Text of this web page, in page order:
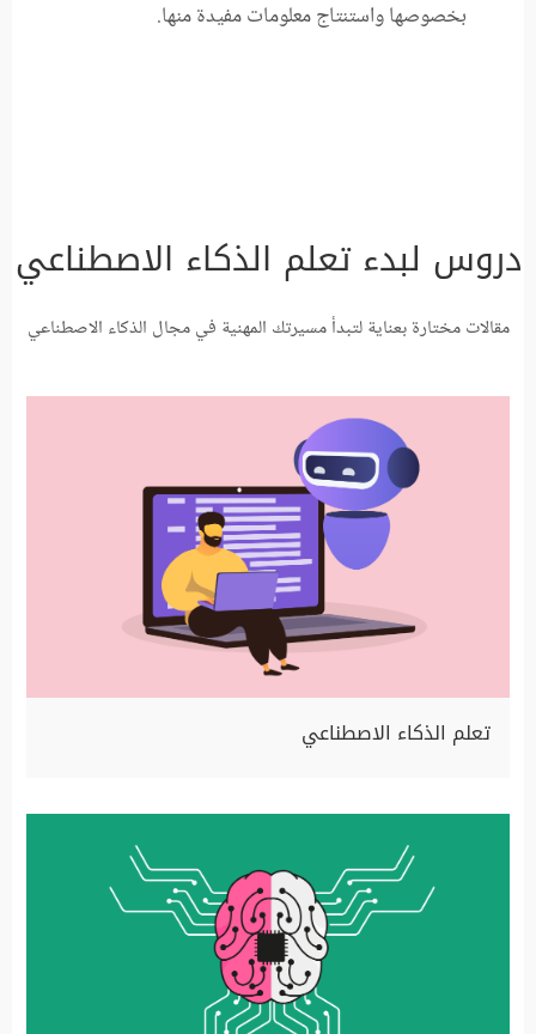
بخصوصها واستنتاج معلومات مفيدة منها.
دروس لبدء تعلم الذكاء الاصطناعي
مقالات مختارة بعناية لتبدأ مسيرتك المهنية في مجال الذكاء الاصطناعي
تعلم الذكاء الاصطناعي